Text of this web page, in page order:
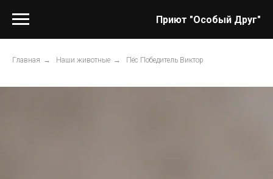
Приют "Особый Друг"
Главная → Наши животные → Пёс Победитель Виктор